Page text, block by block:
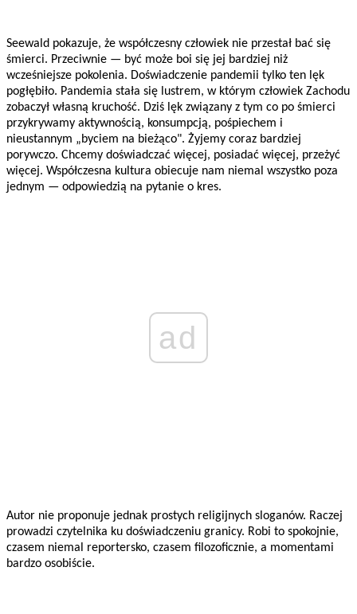
Seewald pokazuje, że współczesny człowiek nie przestał bać się
śmierci. Przeciwnie — być może boi się jej bardziej niż
wcześniejsze pokolenia. Doświadczenie pandemii tylko ten lęk
pogłębiło. Pandemia stała się lustrem, w którym człowiek Zachodu
zobaczył własną kruchość. Dziś lęk związany z tym co po śmierci
przykrywamy aktywnością, konsumpcją, pośpiechem i
nieustannym „byciem na bieżąco". Żyjemy coraz bardziej
porywczo. Chcemy doświadczać więcej, posiadać więcej, przeżyć
więcej. Współczesna kultura obiecuje nam niemal wszystko poza
jednym — odpowiedzią na pytanie o kres.
ad
Autor nie proponuje jednak prostych religijnych sloganów. Raczej
prowadzi czytelnika ku doświadczeniu granicy. Robi to spokojnie,
czasem niemal reportersko, czasem filozoficznie, a momentami
bardzo osobiście.